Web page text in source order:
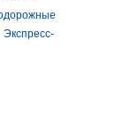
Экспресс-